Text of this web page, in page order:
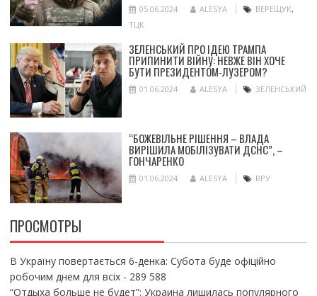
05.06.2024 ALESYA ВЕРЕЩУК,
ТЦК
ЗЕЛЕНСЬКИЙ ПРО ІДЕЮ ТРАМПА
ПРИПИНИТИ ВІЙНУ: НЕВЖЕ ВІН ХОЧЕ
БУТИ ПРЕЗИДЕНТОМ-ЛУЗЕРОМ?
01.06.2024 ALESYA ЗЕЛЕНСЬКИЙ
“БОЖЕВІЛЬНЕ РІШЕННЯ – ВЛАДА
ВИРІШИЛА МОБІЛІЗУВАТИ ДСНС”, –
ГОНЧАРЕНКО
01.06.2024 ALESYA ВРУ
ПРОСМОТРЫ
В Україну повертається 6-денка: Субота буде офіційно
робочим днем для всіх- 289 588
“Отдыха больше не будет”: Украина лишилась популярного